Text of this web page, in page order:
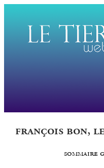
françois bon,
sommaire